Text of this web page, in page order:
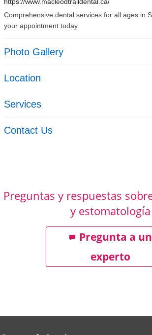
Preguntas y respuestas
y estomatología
Pregunta a un
experto